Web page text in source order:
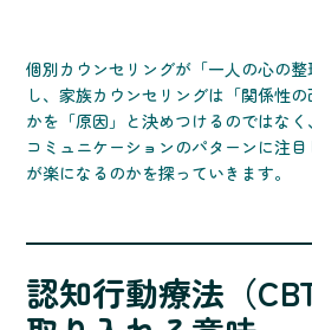
個別カウンセリングが「一人の心の
し、家族カウンセリングは「関係性
かを「原因」と決めつけるのではな
コミュニケーションのパターンに注
が楽になるのかを探っていきます。
認知行動療法（